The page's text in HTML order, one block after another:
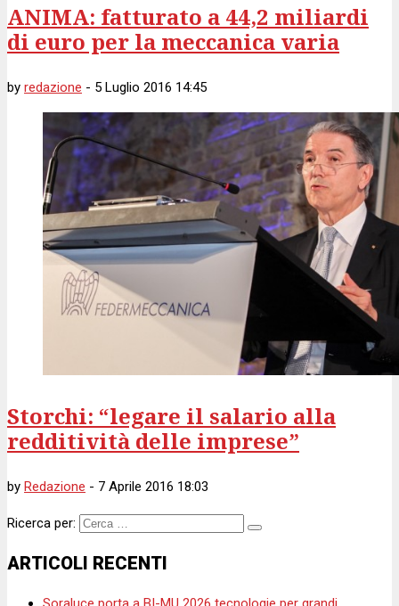
ANIMA: fatturato a 44,2 miliardi
di euro per la meccanica varia
by redazione - 5 Luglio 2016 14:45
Storchi: “legare il salario alla
redditività delle imprese”
by Redazione - 7 Aprile 2016 18:03
Ricerca per:
ARTICOLI RECENTI